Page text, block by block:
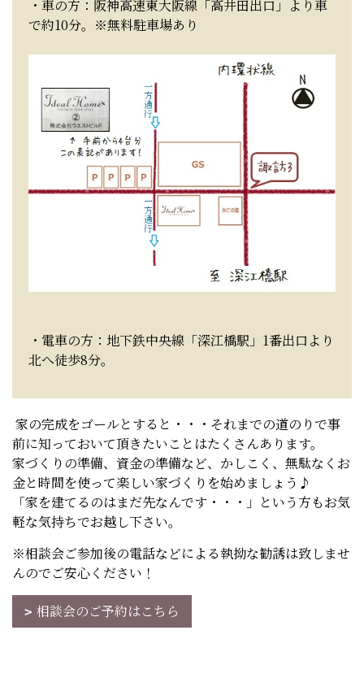
・車の方：阪神高速東大阪線「高井田出口」より車
で約10分。※無料駐車場あり
・電車の方：地下鉄中央線「深江橋駅」1番出口より
北へ徒歩8分。
家の完成をゴールとすると・・・それまでの道のりで事
前に知っておいて頂きたいことはたくさんあります。
家づくりの準備、資金の準備など、かしこく、無駄なくお
金と時間を使って楽しい家づくりを始めましょう♪
「家を建てるのはまだ先なんです・・・」という方もお気
軽な気持ちでお越し下さい。
※相談会ご参加後の電話などによる執拗な勧誘は致しませ
んのでご安心ください！
相談会のご予約はこちら